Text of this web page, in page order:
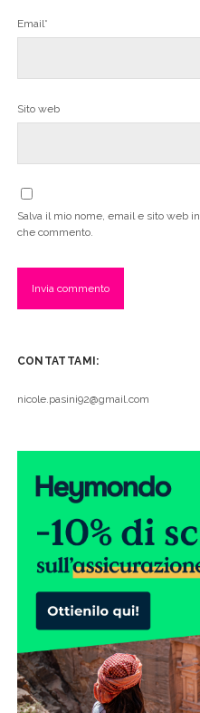
Email*
Sito web
Salva il mio nome, email e sito web
che commento.
CONTATTAMI:
nicole.pasini92@gmail.com